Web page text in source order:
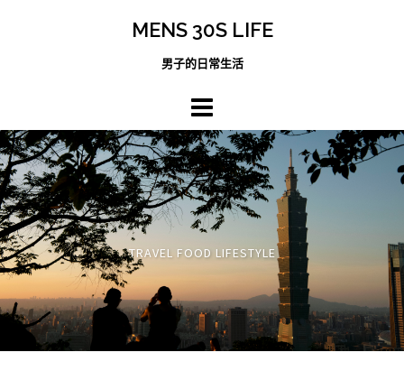
MENS 30S LIFE
男子的日常生活
TRAVEL FOOD LIFESTYLE